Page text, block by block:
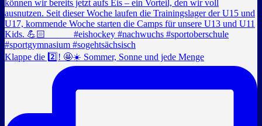
Klappe die 2️⃣! 🤩☀️ Sommer, Sonne und jede Menge